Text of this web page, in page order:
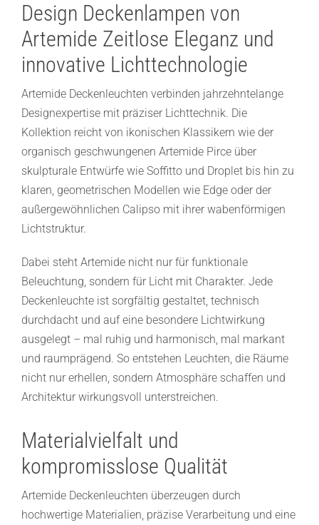
Design Deckenlampen von
Artemide Zeitlose Eleganz und
innovative Lichttechnologie
Artemide Deckenleuchten verbinden jahrzehntelange
Designexpertise mit präziser Lichttechnik. Die
Kollektion reicht von ikonischen Klassikern wie der
organisch geschwungenen Artemide Pirce über
skulpturale Entwürfe wie Soffitto und Droplet bis hin zu
klaren, geometrischen Modellen wie Edge oder der
außergewöhnlichen Calipso mit ihrer wabenförmigen
Lichtstruktur.
Dabei steht Artemide nicht nur für funktionale
Beleuchtung, sondern für Licht mit Charakter. Jede
Deckenleuchte ist sorgfältig gestaltet, technisch
durchdacht und auf eine besondere Lichtwirkung
ausgelegt – mal ruhig und harmonisch, mal markant
und raumprägend. So entstehen Leuchten, die Räume
nicht nur erhellen, sondern Atmosphäre schaffen und
Architektur wirkungsvoll unterstreichen.
Materialvielfalt und
kompromisslose Qualität
Artemide Deckenleuchten überzeugen durch
hochwertige Materialien, präzise Verarbeitung und eine